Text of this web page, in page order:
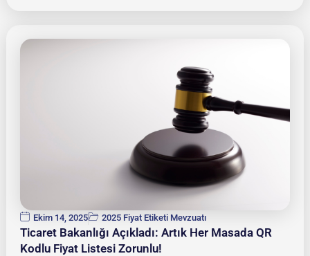
Ekim 14, 2025 2025 Fiyat Etiketi Mevzuatı
Ticaret Bakanlığı Açıkladı: Artık Her Masada QR
Kodlu Fiyat Listesi Zorunlu!